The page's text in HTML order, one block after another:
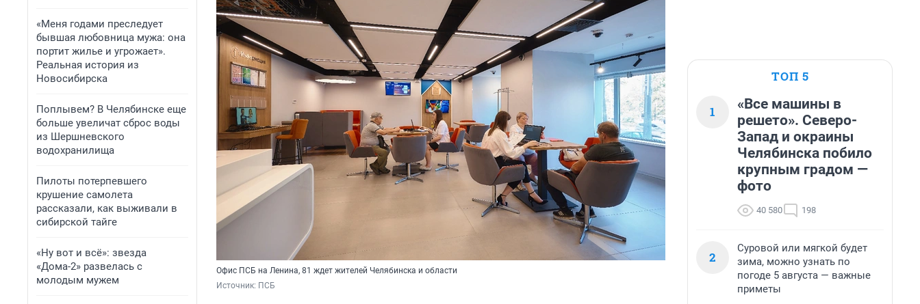
«Меня годами преследует
бывшая любовница мужа: она
портит жилье и угрожает».
Реальная история из
Новосибирска
Поплывем? В Челябинске еще
больше увеличат сброс воды
из Шершневского
водохранилища
Пилоты потерпевшего
крушение самолета
рассказали, как выживали в
сибирской тайге
«Ну вот и всё»: звезда
«Дома-2» развелась с
молодым мужем
Офис ПСБ на Ленина, 81 ждет жителей Челябинска и области
Источник: ПСБ
ТОП 5
1
«Все машины в
решето». Северо-
Запад и окраины
Челябинска побило
крупным градом —
фото
40 580 198
2
Суровой или мягкой будет
зима, можно узнать по
погоде 5 августа — важные
приметы